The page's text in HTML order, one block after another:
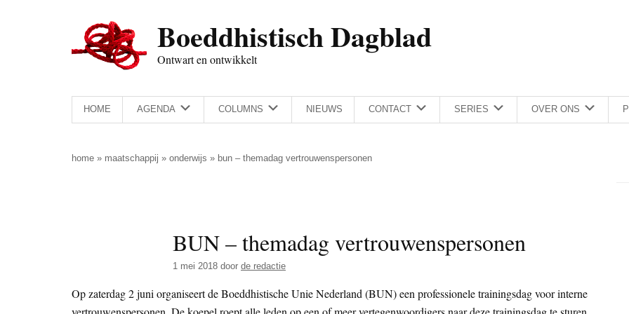
Boeddhistisch Dagblad
Ontwart en ontwikkelt
HOME AGENDA COLUMNS NIEUWS CONTACT SERIES OVER ONS
home » maatschappij » onderwijs » bun – themadag vertrouwenspersonen
BUN – themadag vertrouwenspersonen
1 mei 2018 door de redactie
Op zaterdag 2 juni organiseert de Boeddhistische Unie Nederland (BUN) een professionele trainingsdag voor interne